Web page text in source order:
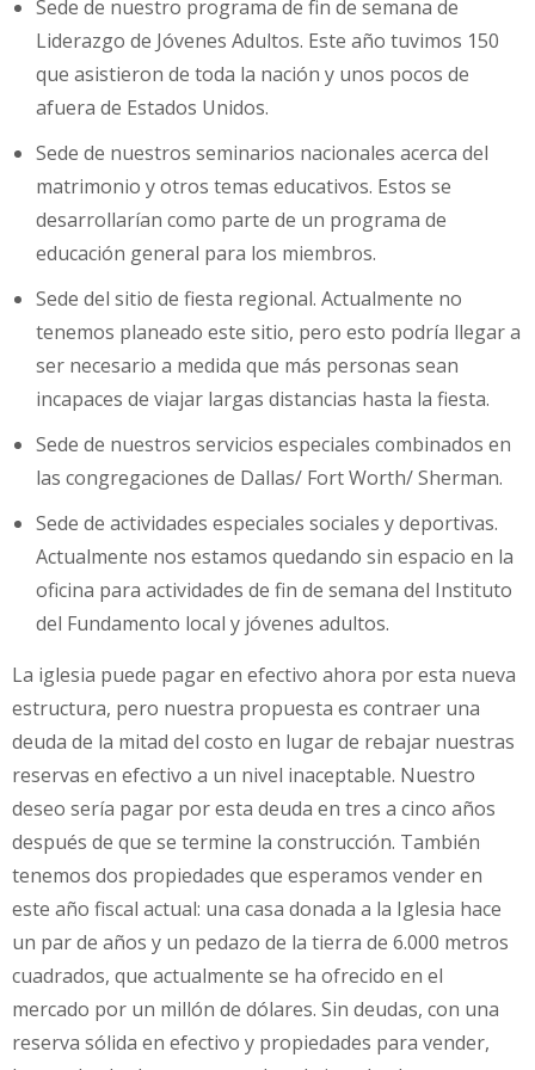
Sede de nuestro programa de fin de semana de
Liderazgo de Jóvenes Adultos. Este año tuvimos 150
que asistieron de toda la nación y unos pocos de
afuera de Estados Unidos.
Sede de nuestros seminarios nacionales acerca del
matrimonio y otros temas educativos. Estos se
desarrollarían como parte de un programa de
educación general para los miembros.
Sede del sitio de fiesta regional. Actualmente no
tenemos planeado este sitio, pero esto podría llegar a
ser necesario a medida que más personas sean
incapaces de viajar largas distancias hasta la fiesta.
Sede de nuestros servicios especiales combinados en
las congregaciones de Dallas/ Fort Worth/ Sherman.
Sede de actividades especiales sociales y deportivas.
Actualmente nos estamos quedando sin espacio en la
oficina para actividades de fin de semana del Instituto
del Fundamento local y jóvenes adultos.
La iglesia puede pagar en efectivo ahora por esta nueva
estructura, pero nuestra propuesta es contraer una
deuda de la mitad del costo en lugar de rebajar nuestras
reservas en efectivo a un nivel inaceptable. Nuestro
deseo sería pagar por esta deuda en tres a cinco años
después de que se termine la construcción. También
tenemos dos propiedades que esperamos vender en
este año fiscal actual: una casa donada a la Iglesia hace
un par de años y un pedazo de la tierra de 6.000 metros
cuadrados, que actualmente se ha ofrecido en el
mercado por un millón de dólares. Sin deudas, con una
reserva sólida en efectivo y propiedades para vender,